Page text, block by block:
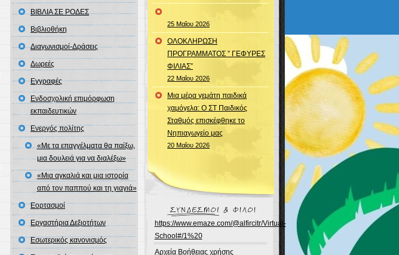
ΒΙΒΛΙΑ ΣΕ ΡΟΔΕΣ
Βιβλιοθήκη
Διαγωνισμοί-Δράσεις
Δωρεές
Εγγραφές
Ενδοσχολική επιμόρφωση
εκπαιδευτικών
Ενεργός πολίτης
«Με τα επαγγέλματα θα παίξω,
μια δουλειά για να διαλέξω»
«Μια αγκαλιά και μια ιστορία
από τον παππού και τη γιαγιά»
Εορτασμοί
Εργαστήρια Δεξιοτήτων
Εσωτερικός κανονισμός
25 Μαΐου 2026
ΟΛΟΚΛΗΡΩΣΗ
ΠΡΟΓΡΑΜΜΑΤΟΣ ” ΓΕΦΥΡΕΣ
ΦΙΛΙΑΣ”
22 Μαΐου 2026
Μια μέρα γεμάτη παιδικά
χαμόγελα: Ο ΣΤ Παιδικός
Σταθμός επισκέφθηκε το
Νηπιαγωγείο μας
20 Μαΐου 2026
https://www.emaze.com/@alfircitr/Virtual-
School#/1%20
Αρχεία Βοήθειας χρήσης